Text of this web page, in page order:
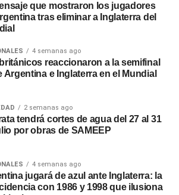
que mostraron los jugadores
tras eliminar a Inglaterra del
4 semanas ago
reaccionaron a la semifinal
Argentina e Inglaterra en el Mundial
2 semanas ago
tendrá cortes de agua del 27 al 31
por obras de SAMEEP
4 semanas ago
jugará de azul ante Inglaterra: la
con 1986 y 1998 que ilusiona